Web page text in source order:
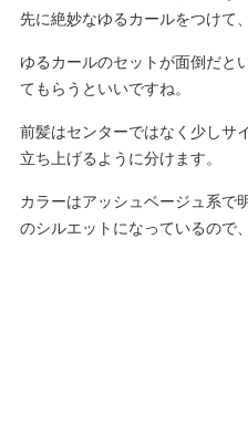
先に絶妙なゆるカールをつけて
ゆるカールのセットが面倒だと
てもらうといいですね。
前髪はセンターではなく少しサ
立ち上げるように分けます。
カラーはアッシュベージュ系で
のシルエットになっているので